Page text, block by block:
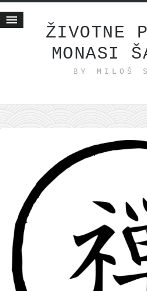
ŽIVOTNE
MONASI
BY MILOŠ
Životne priče
internet poslovanje
ishranom do zdravlja
momenti i mesta
bonus sadržaj
duhovni otac
zabranjena istorija